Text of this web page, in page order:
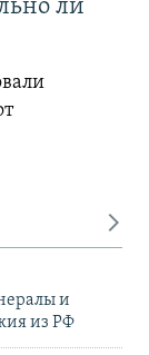
ли
и
из РФ